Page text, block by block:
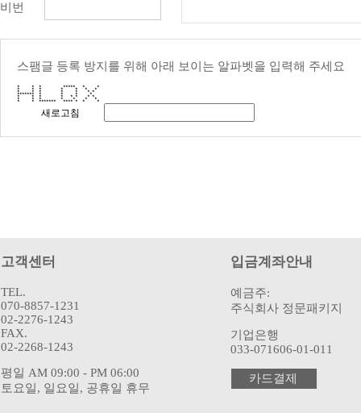
비번
스팸글 등록 방지를 위해 아래 보이는 알파벳을 입력해 주세요
* * * ***** * *
* * * * * * *
* * * * * * *
******* * * * *
* * * * * * * *
* * * * * * *
* * ******* **** * * *
새로고침
고객센터
TEL.
070-8857-1231
02-2276-1243
FAX.
02-2268-1243
평일 AM 09:00 - PM 06:00
토요일, 일요일, 공휴일 휴무
입금계좌안내
예금주:
주식회사 정문패키지
기업은행
033-071606-01-011
카드결제